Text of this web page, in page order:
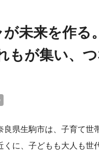
未来を作る
もが集い、
良県生駒市は、子育て世
くに、子どもも大人も世